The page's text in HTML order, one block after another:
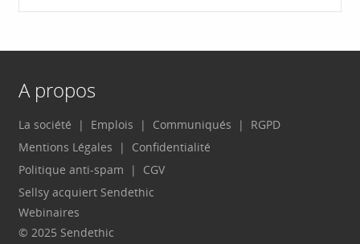
A propos
La société Emplois Communiqués
RGPD
Mentions Légales
Confidentialité
Politique anti-spam
CGV
Sellsy acquiert Sendethic
Webinaires
© 2025 Sendethic